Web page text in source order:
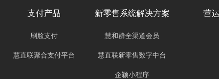
支付产品
刷脸支付
慧直联聚合支付平台
新零售系统解决方案
慧和群全渠道会员
慧直联新零售数字中台
企颖小程序
营